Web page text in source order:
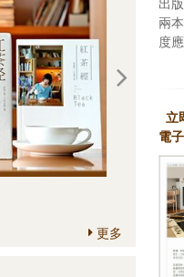
回應
更多
兩
度
立
電